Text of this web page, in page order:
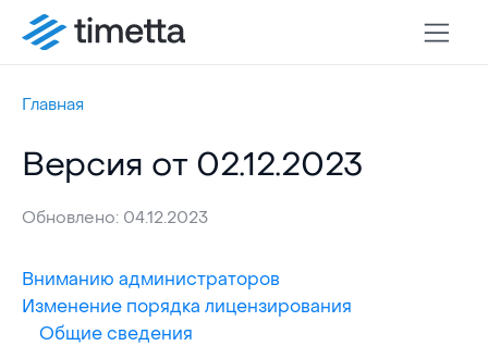
Главная
Версия от 02.12.2023
Обновлено: 04.12.2023
Вниманию администраторов
Изменение порядка лицензирования
Общие сведения